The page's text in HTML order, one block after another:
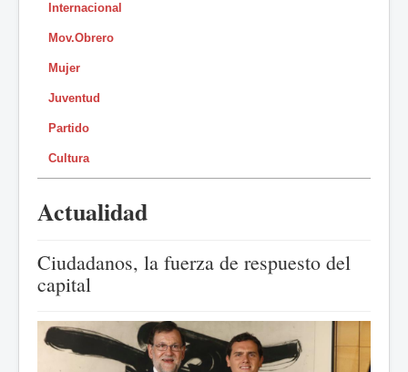
Internacional
Mov.Obrero
Mujer
Juventud
Partido
Cultura
Actualidad
Ciudadanos, la fuerza de respuesto del
capital